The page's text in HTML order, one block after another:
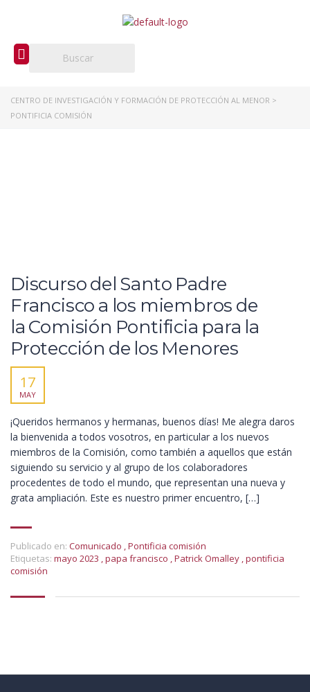
CENTRO DE INVESTIGACIÓN Y FORMACIÓN DE PROTECCIÓN AL MENOR >
PONTIFICIA COMISIÓN
Discurso del Santo Padre
Francisco a los miembros de
la Comisión Pontificia para la
Protección de los Menores
17
MAY
¡Queridos hermanos y hermanas, buenos días! Me alegra daros
la bienvenida a todos vosotros, en particular a los nuevos
miembros de la Comisión, como también a aquellos que están
siguiendo su servicio y al grupo de los colaboradores
procedentes de todo el mundo, que representan una nueva y
grata ampliación. Este es nuestro primer encuentro, […]
Publicado en: Comunicado ,Pontificia comisión
Etiquetas: mayo 2023 ,papa francisco ,Patrick Omalley ,pontificia
comisión